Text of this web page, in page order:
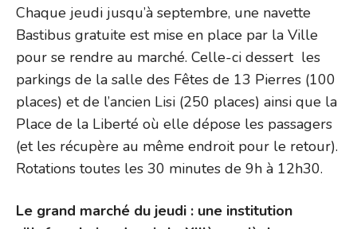
Chaque jeudi jusqu’à septembre, une navette
Bastibus gratuite est mise en place par la Ville
pour se rendre au marché. Celle-ci dessert les
parkings de la salle des Fêtes de 13 Pierres (100
places) et de l’ancien Lisi (250 places) ainsi que la
Place de la Liberté où elle dépose les passagers
(et les récupère au même endroit pour le retour).
Rotations toutes les 30 minutes de 9h à 12h30.
Le grand marché du jeudi : une institution